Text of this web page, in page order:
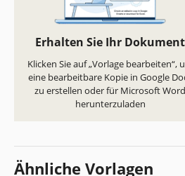
Erhalten Sie Ihr Dokument
Klicken Sie auf „Vorlage bearbeiten“,
eine bearbeitbare Kopie in Google
zu erstellen oder für Microsoft Word
herunterzuladen
Ähnliche Vorlagen